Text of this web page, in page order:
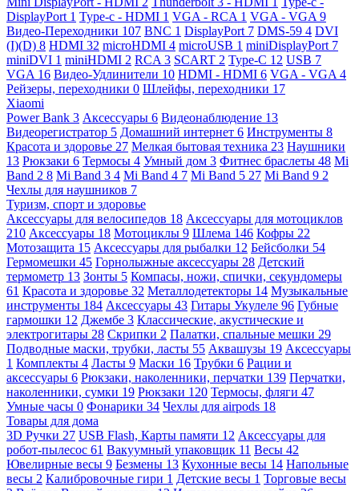
DisplayPort 1 Type-c - HDMI 1 VGA - RCA 1 VGA - VGA 9
Видео-Переходники 107 BNC 1 DisplayPort 7 DMS-59 4 DVI
(I)(D) 8 HDMI 32 microHDMI 4 microUSB 1 miniDisplayPort 7
miniDVI 1 miniHDMI 2 RCA 3 SCART 2 Type-C 12 USB 7
VGA 16 Видео-Удлинители 10 HDMI - HDMI 6 VGA - VGA 4
Рейзеры, переходники 0 Шлейфы, переходники 17
Xiaomi
Power Bank 3 Аксессуары 6 Видеонаблюдение 13
Видеорегистратор 5 Домашний интернет 6 Инструменты 8
Красота и здоровье 27 Мелкая бытовая техника 23 Наушники
13 Рюкзаки 6 Термосы 4 Умный дом 3 Фитнес браслеты 48 Mi
Band 2 8 Mi Band 3 4 Mi Band 4 7 Mi Band 5 27 Mi Band 9 2
Чехлы для наушников 7
Туризм, спорт и здоровье
Аксессуары для велосипедов 18 Аксессуары для мотоциклов
210 Аксессуары 18 Мотоциклы 9 Шлема 146 Кофры 22
Мотозащита 15 Аксессуары для рыбалки 12 Бейсболки 54
Гермомешки 45 Горнолыжные аксессуары 28 Детский
термометр 13 Зонты 5 Компасы, ножи, спички, секундомеры
61 Красота и здоровье 32 Металлодетекторы 14 Музыкальные
инструменты 184 Аксессуары 43 Гитары Укулеле 96 Губные
гармошки 12 Джембе 3 Классические, акустические и
электрогитары 28 Скрипки 2 Палатки, спальные мешки 29
Подводные маски, трубки, ласты 55 Аквашузы 19 Аксессуары
1 Комплекты 4 Ласты 9 Маски 16 Трубки 6 Рации и
аксессуары 6 Рюкзаки, наколенники, перчатки 139 Перчатки,
наколенники, сумки 19 Рюкзаки 120 Термосы, фляги 47
Умные часы 0 Фонарики 34 Чехлы для airpods 18
Товары для дома
3D Ручки 27 USB Flash, Карты памяти 12 Аксессуары для
робот-пылесос 61 Вакуумный упаковщик 11 Весы 42
Ювелирные весы 9 Безмены 13 Кухонные весы 14 Напольные
весы 2 Калибровочные гири 1 Детские весы 1 Торговые весы